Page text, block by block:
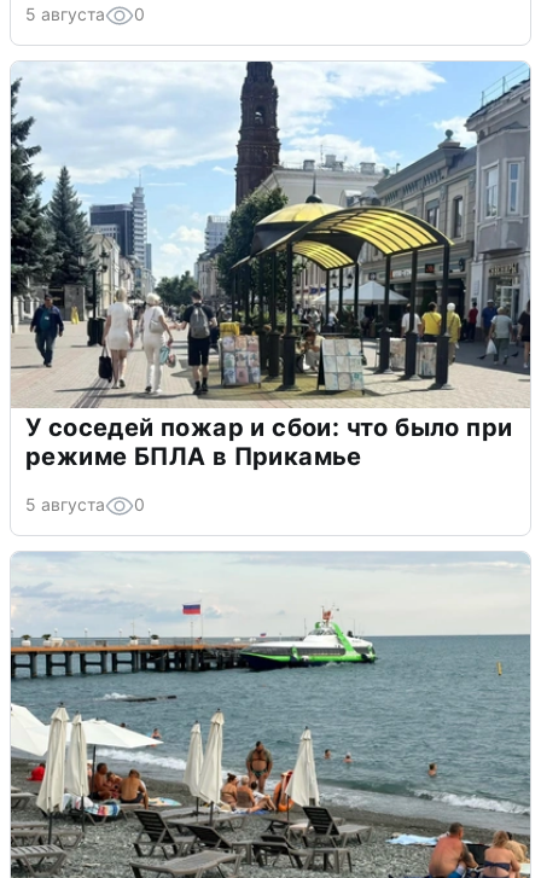
5 августа 0
У соседей пожар и сбои: что было при
режиме БПЛА в Прикамье
5 августа 0